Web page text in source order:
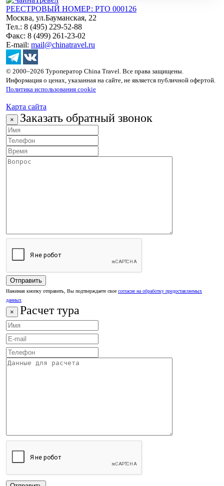
РЕЕСТРОВЫЙ НОМЕР: РТО 000126
Москва, ул.Бауманская, 22
Тел.: 8 (495) 229-52-88
Факс: 8 (499) 261-23-02
E-mail: mail@chinatravel.ru
© 2000–2026 Туроператор China Travel. Все права защищены.
Информация о ценах, указанная на сайте, не является публичной офертой.
Политика использования cookie
Карта сайта
× Заказать обратный звонок
Нажимая кнопку отправить, Вы подтверждаете свое согласие на обработку предоставляемых
данных
× Расчет тура